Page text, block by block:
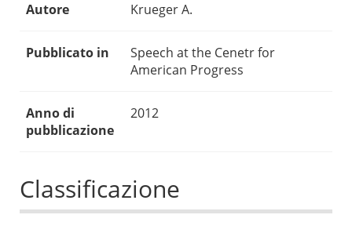
Autore Krueger A.
Pubblicato in
Speech at the Cenetr for
American Progress
Anno di
pubblicazione
2012
Classificazione